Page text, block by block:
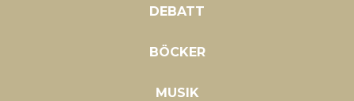
DEBATT
BÖCKER
MUSIK